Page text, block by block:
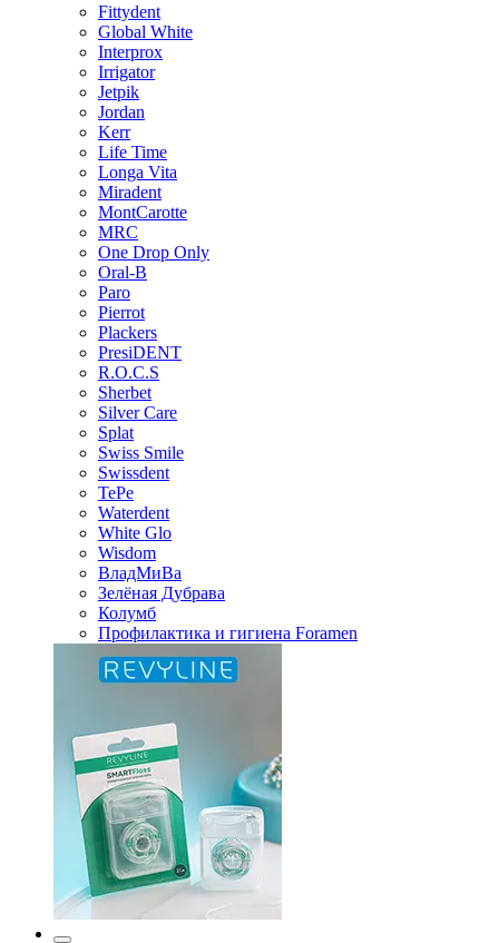
Fittydent
Global White
Interprox
Irrigator
Jetpik
Jordan
Kerr
Life Time
Longa Vita
Miradent
MontCarotte
MRC
One Drop Only
Oral-B
Paro
Pierrot
Plackers
PresiDENT
R.O.C.S
Sherbet
Silver Care
Splat
Swiss Smile
Swissdent
TePe
Waterdent
White Glo
Wisdom
ВладМиВа
Зелёная Дубрава
Колумб
Профилактика и гигиена Foramen